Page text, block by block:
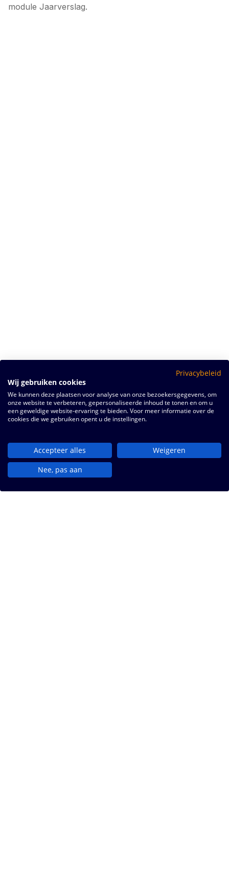
module Jaarverslag.
Privacybeleid
Wij gebruiken cookies
We kunnen deze plaatsen voor analyse van onze bezoekersgegevens, om
onze website te verbeteren, gepersonaliseerde inhoud te tonen en om u
een geweldige website-ervaring te bieden. Voor meer informatie over de
cookies die we gebruiken opent u de instellingen.
Accepteer alles
Weigeren
Nee, pas aan